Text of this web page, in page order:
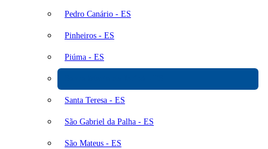
Pedro Canário - ES
Pinheiros - ES
Piúma - ES
Santa Teresa - ES
São Gabriel da Palha - ES
São Mateus - ES